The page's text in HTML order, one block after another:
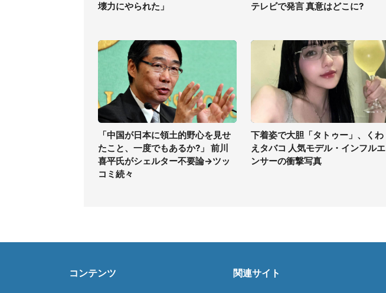
壊力にやられた」
テレビで発言 真意はどこに?
「中国が日本に領土的野心を見せ
たこと、一度でもあるか?」 前川
喜平氏がシェルター不要論→ツッ
コミ続々
下着姿で大胆「タトゥー」、くわ
えタバコ 人気モデル・インフルエ
ンサーの衝撃写真
コンテンツ 関連サイト